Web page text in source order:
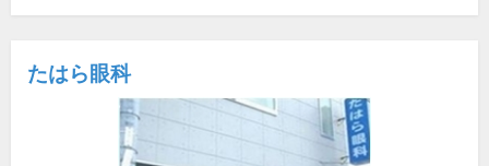
たはら眼科